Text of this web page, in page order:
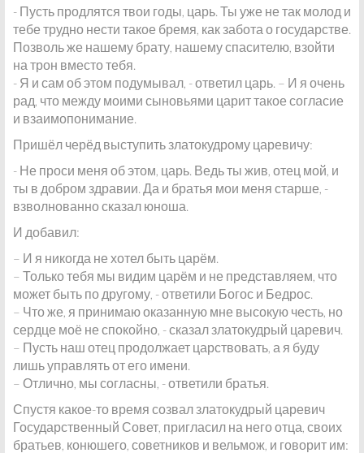
- Пусть продлятся твои годы, царь. Ты уже не так молод и
тебе трудно нести такое бремя, как забота о государстве.
Позволь же нашему брату, нашему спасителю, взойти
на трон вместо тебя.
- Я и сам об этом подумывал, - ответил царь. – И я очень
рад, что между моими сыновьями царит такое согласие
и взаимопонимание.
Пришёл черёд выступить златокудрому царевичу:
- Не проси меня об этом, царь. Ведь ты жив, отец мой, и
ты в добром здравии. Да и братья мои меня старше, -
взволнованно сказал юноша.
И добавил:
– И я никогда не хотел быть царём.
– Только тебя мы видим царём и не представляем, что
может быть по другому, - ответили Богос и Бедрос.
– Что же, я принимаю оказанную мне высокую честь, но
сердце моё не спокойно, - сказал златокудрый царевич.
– Пусть наш отец продолжает царствовать, а я буду
лишь управлять от его имени.
– Отлично, мы согласны, - ответили братья.
Спустя какое-то время созвал златокудрый царевич
Государственный Совет, пригласил на него отца, своих
братьев, конюшего, советников и вельмож, и говорит им: